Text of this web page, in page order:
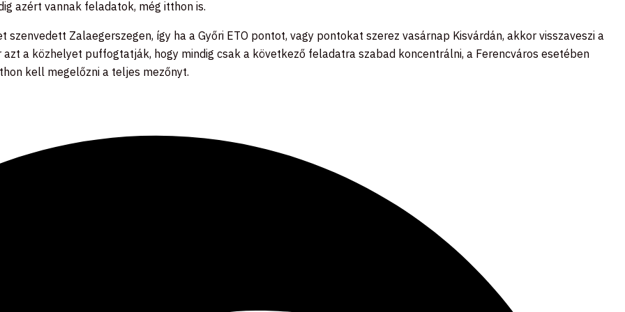
azért vannak feladatok, még itthon is.
Zalaegerszegen, így ha a Győri ETO pontot, vagy pontokat szerez vasárnap Kisvárdán, akkor visszaveszi a
a közhelyet puffogtatják, hogy mindig csak a következő feladatra szabad koncentrálni, a Ferencváros esetében
kell megelőzni a teljes mezőnyt.